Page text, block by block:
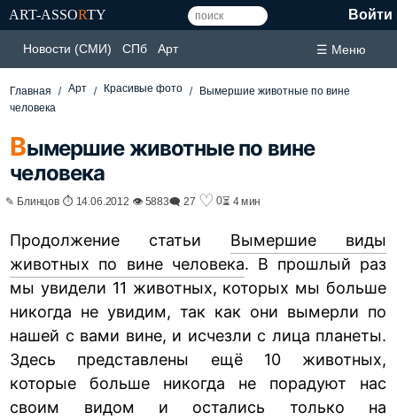
ART-ASSORTY Войти
Новости (СМИ) СПб Арт ☰ Меню
Главная Арт Красивые фото
Вымершие животные по вине
человека
Вымершие животные по вине
человека
✎ Блинцов ⏱ 14.06.2012 👁 5883🗨 27 ♡ 0⏳ 4 мин
Продолжение статьи Вымершие виды
животных по вине человека. В прошлый раз
мы увидели 11 животных, которых мы больше
никогда не увидим, так как они вымерли по
нашей с вами вине, и исчезли с лица планеты.
Здесь представлены ещё 10 животных,
которые больше никогда не порадуют нас
своим видом и остались только на